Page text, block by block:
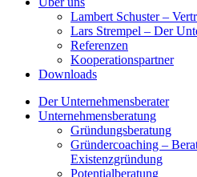
Lambert Schuster –
Lars Strempel – Der
Referenzen
Kooperationspartner
Downloads
Der Unternehmensberater
Unternehmensberatung
Gründungsberatung
Gründercoaching –
Existenzgründung
Potentialberatung